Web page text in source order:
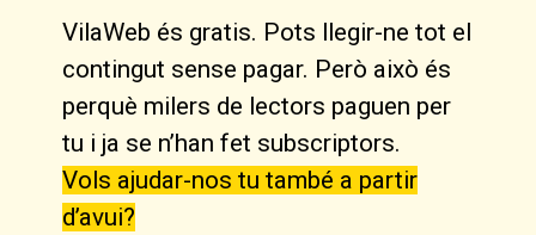
VilaWeb és gratis. Pots llegir-ne tot el
contingut sense pagar. Però això és
perquè milers de lectors paguen per
tu i ja se n’han fet subscriptors.
Vols ajudar-nos tu també a partir
d’avui?